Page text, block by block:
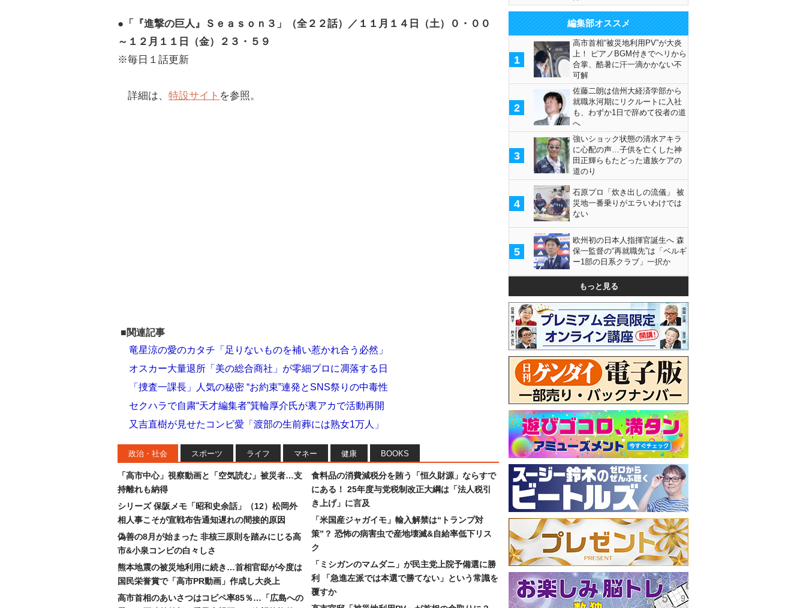
●「『進撃の巨人』Ｓｅａｓｏｎ３」（全２２話）／１１月１４日（土）０・００
～１２月１１日（金）２３・５９
※毎日１話更新
詳細は、 特設サイト を参照。
■関連記事
竜星涼の愛のカタチ「足りないものを補い惹かれ合う必然」
オスカー大量退所「美の総合商社」が零細プロに凋落する日
「捜査一課長」人気の秘密 “お約束”連発とSNS祭りの中毒性
セクハラで自粛“天才編集者”箕輪厚介氏が裏アカで活動再開
又吉直樹が見せたコンビ愛「渡部の生前葬には熟女1万人」
政治・社会 スポーツ ライフ マネー 健康 BOOKS
「高市中心」視察動画と「空気読む」被災者…支
持離れも納得
シリーズ 保阪メモ「昭和史余話」（12）松岡外
相人事こそが宣戦布告通知遅れの間接的原因
偽善の8月が始まった 非核三原則を踏みにじる高
市&小泉コンビの白々しさ
熊本地震の被災地利用に続き…首相官邸が今度は
国民栄誉賞で「高市PR動画」作成し大炎上
高市首相のあいさつはコピペ率85％…「広島への
食料品の消費減税分を賄う「恒久財源」ならすで
にある！ 25年度与党税制改正大綱は「法人税引
き上げ」に言及
「米国産ジャガイモ」輸入解禁は“トランプ対
策”？ 恐怖の病害虫で産地壊滅&自給率低下リス
ク
「ミシガンのマムダニ」が民主党上院予備選に勝
利 「急進左派では本選で勝てない」という常識を
覆すか
編集部オススメ
1
高市首相“被災地利用PV”が大炎
上！ ピアノBGM付きでヘリから
合掌、酷暑に汗一滴かかない不
可解
2
佐藤二朗は信州大経済学部から
就職氷河期にリクルートに入社
も、わずか1日で辞めて役者の道
へ
3
強いショック状態の清水アキラ
に心配の声…子供を亡くした神
田正輝らもたどった遺族ケアの
道のり
4
石原プロ「炊き出しの流儀」 被
災地一番乗りがエラいわけでは
ない
5
欧州初の日本人指揮官誕生へ 森
保一監督の“再就職先”は「ベルギ
ー1部の日系クラブ」一択か
もっと見る